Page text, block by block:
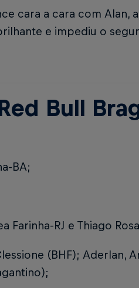
cara a cara com Alan,
e impediu o
Bull
BA;
Farinha-RJ e Thiago
(BHF); Aderlan,